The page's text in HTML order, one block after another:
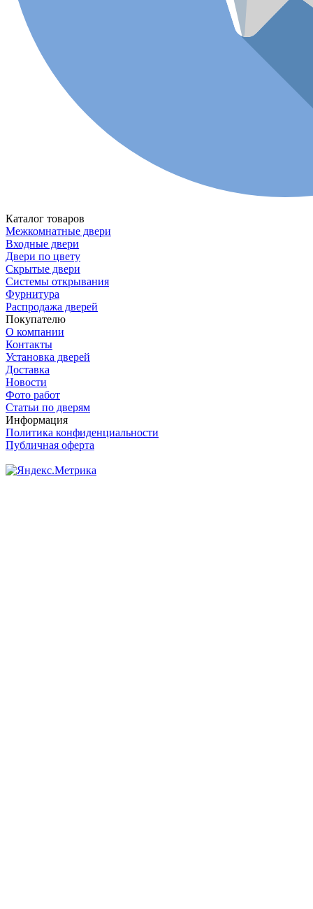
Каталог товаров
Межкомнатные двери
Входные двери
Двери по цвету
Скрытые двери
Системы открывания
Фурнитура
Распродажа дверей
Покупателю
О компании
Контакты
Установка дверей
Доставка
Новости
Фото работ
Статьи по дверям
Информация
Политика конфиденциальности
Публичная оферта